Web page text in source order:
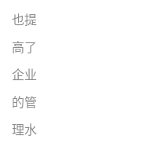
也提
高了
企业
的管
理水